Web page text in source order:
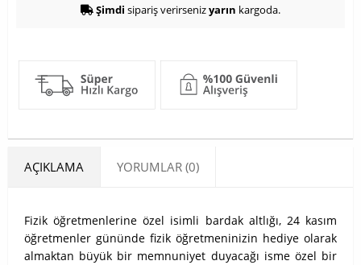
Şimdi sipariş verirsenizyarın kargoda.
AÇIKLAMA YORUMLAR (0)
Fizik öğretmenlerine özel isimli bardak altlığı, 24 kasım
öğretmenler gününde fizik öğretmeninizin hediye olarak
almaktan büyük bir memnuniyet duyacağı isme özel bir